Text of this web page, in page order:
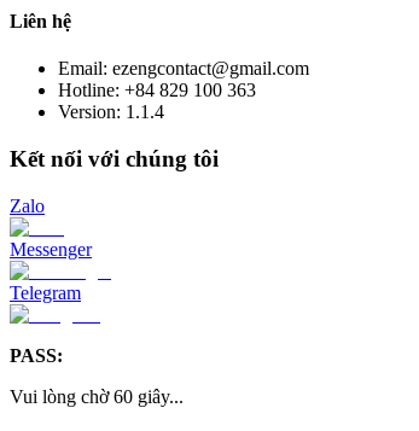
Liên hệ
Email: ezengcontact@gmail.com
Hotline: +84 829 100 363
Version: 1.1.4
Kết nối với chúng tôi
Zalo
Messenger
Telegram
PASS:
Vui lòng chờ 60 giây...